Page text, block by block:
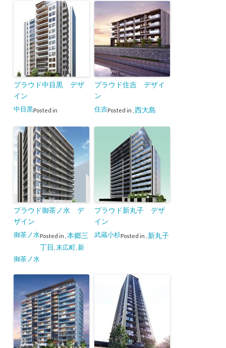
プラウド中目黒 デザ
イン
Posted in
中目黒
プラウド住吉 デザイ
ン
Posted in
住吉 西大島
プラウド御茶ノ水 デ
ザイン
Posted in
御茶ノ水
本郷三
丁目 末広町, 新
御茶ノ水
プラウド新丸子 デザ
イン
Posted in
武蔵小杉 新丸子